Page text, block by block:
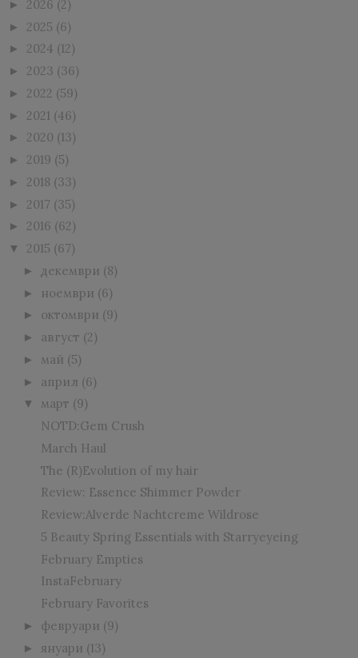
► 2026 (2)
► 2025 (6)
► 2024 (12)
► 2023 (36)
► 2022 (59)
► 2021 (46)
► 2020 (13)
► 2019 (5)
► 2018 (33)
► 2017 (35)
► 2016 (62)
▼ 2015 (67)
► декември (8)
► ноември (6)
► октомври (9)
► август (2)
► май (5)
► април (6)
▼ март (9)
NOTD:Gem Crush
March Haul
The (R)Evolution of my hair
Review: Essence Shimmer Powder
Review:Alverde Nachtcreme Wildrose
5 Beauty Spring Essentials with Starryeyeing
February Empties
InstaFebruary
February Favorites
► февруари (9)
► януари (13)